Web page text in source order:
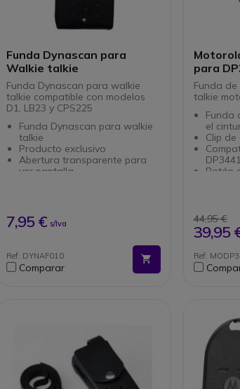
Funda Dynascan para
Walkie talkie
Funda Dynascan para walkie
talkie compatible con modelos
D1, LB23 y CPS225
Funda Dynascan para walkie
talkie
Producto exclusivo
Abertura transparente para
ver pantalla
D1, LB23 y CPS225
7,95 € s/Iva
Ref: DYNAF010
Comparar
para
Funda
talkie
Funda
el
Clip
DP3441
Botón
44,95 €
39,95
Ref: